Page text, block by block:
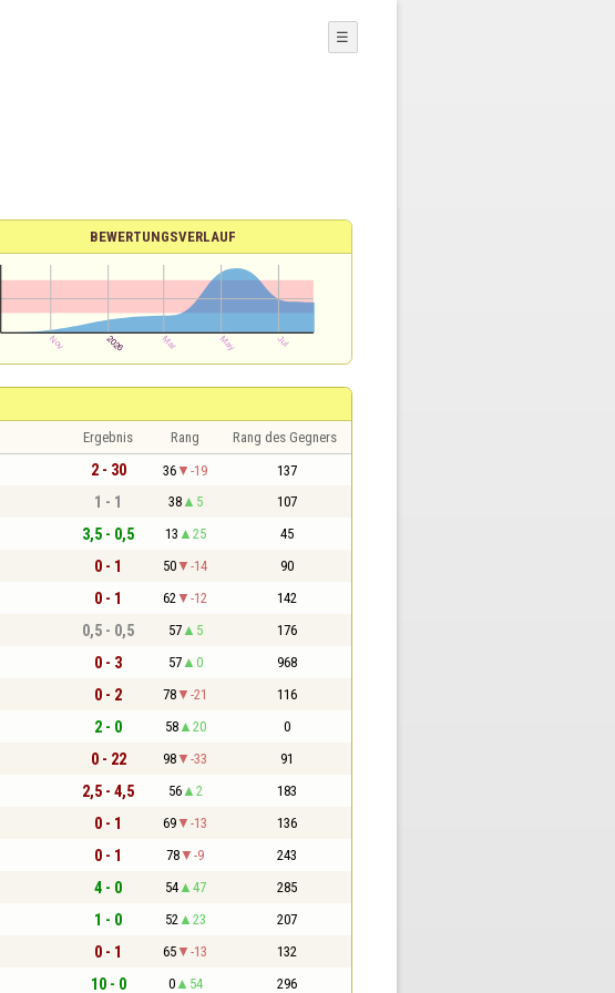
☰
BEWERTUNGSVERLAUF
Ergebnis Rang Rang des Gegners
2 - 30 36 -19 137
1 - 1 38 5 107
3,5 - 0,5 13 25 45
0 - 1 50 -14 90
0 - 1 62 -12 142
0,5 - 0,5 57 5 176
0 - 3 57 0 968
0 - 2 78 -21 116
2 - 0 58 20 0
0 - 22 98 -33 91
2,5 - 4,5 56 2 183
0 - 1 69 -13 136
0 - 1 78 -9 243
4 - 0 54 47 285
1 - 0 52 23 207
0 - 1 65 -13 132
10 - 0 0 54 296